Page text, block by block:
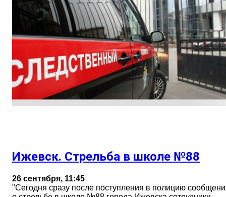
Ижевск. Стрельба в школе №88
26 сентября, 11:45
"Сегодня сразу после поступления в полицию